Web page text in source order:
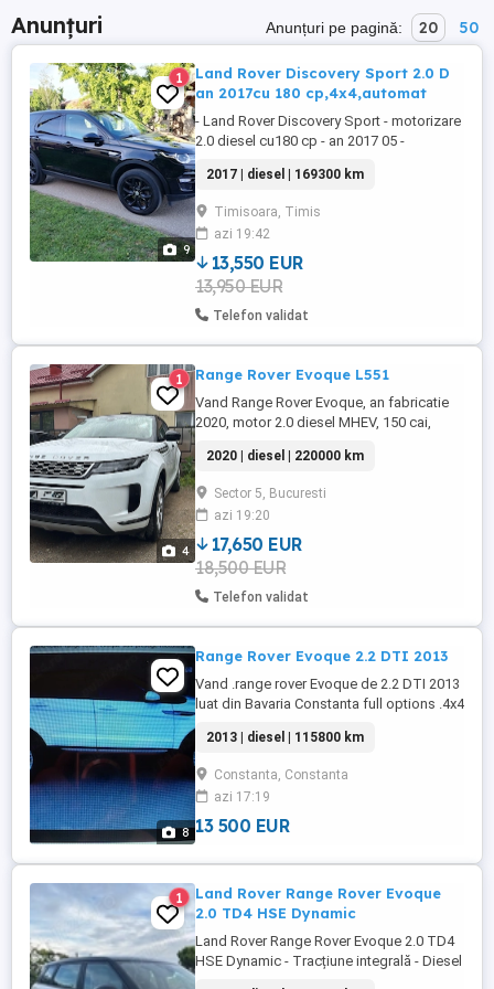
Anunțuri Anunțuri pe pagină: 20 50
9
1
Land Rover Discovery Sport 2.0 D
an 2017cu 180 cp,4x4,automat
- Land Rover Discovery Sport - motorizare
2.0 diesel cu180 cp - an 2017 05 -
facute - euro 6 cu addblue - navigatie
mare originala - padele la volan - cutie
automata - incalzire scaune,banchete si
volan - bixenon cu cornering - bluethooth
telefon si muzica - ...
2017 | diesel | 169300 km
Timisoara, Timis
azi 19:42
13,550 EUR
13,950 EUR
Telefon validat
4
1 Range Rover Evoque L551
Vand Range Rover Evoque, an fabricatie
2020, motor 2.0 diesel MHEV, 150 cai,
piele+ incalzire Parbriz incalzit Scaune
fata incalzite Bancheta spate incalzita
Dublu climatronic Cutie ZF 9 rapoarte Lane
assist Portbagaj electric Oglinzi electrice
pliabile Recunoastere ...
2020 | diesel | 220000 km
Sector 5, Bucuresti
azi 19:20
17,650 EUR
18,500 EUR
Telefon validat
8
Range Rover Evoque 2.2 DTI 2013
Vand .range rover Evoque de 2.2 DTI 2013
luat din Bavaria Constanta full options .4x4
femeie .115800 Km REALI .Buna tot pentru
o femeie si nefumatoare.detalii
0770x195x352
2013 | diesel | 115800 km
Constanta, Constanta
azi 17:19
13 500 EUR
1
Land Rover Range Rover Evoque
2.0 TD4 HSE Dynamic
Land Rover Range Rover Evoque 2.0 TD4
HSE Dynamic - Tracțiune integrală - Diesel